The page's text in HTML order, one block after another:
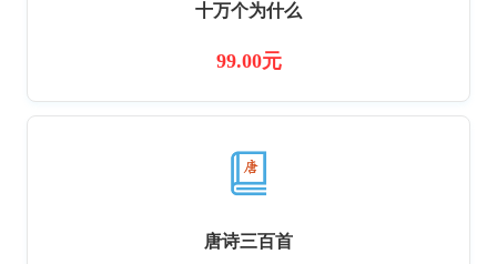
十万个为什么
99.00元
唐诗三百首